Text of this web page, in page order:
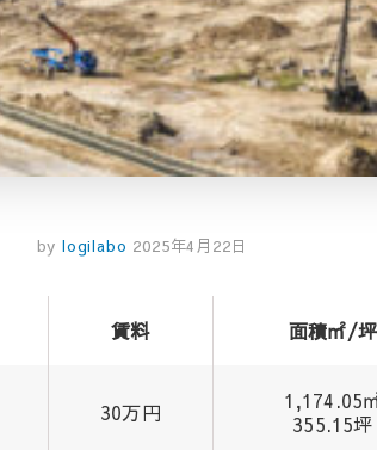
by logilabo 2025年4月22日
賃料 面積㎡/坪
30万円
1,174.05
355.15坪